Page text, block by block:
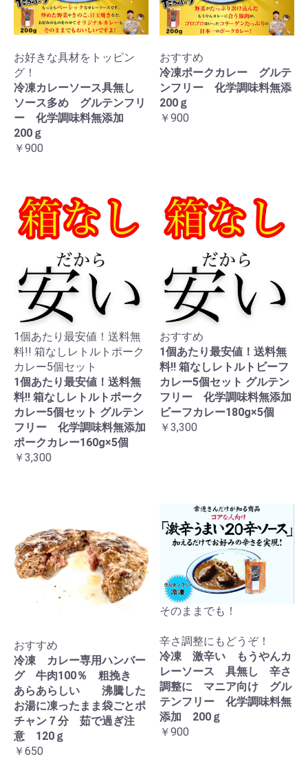
お好きな具材をトッピン
グ！
冷凍カレーソース具無し
ソース多め グルテンフリ
ー 化学調味料無添加
200ｇ
￥900
おすすめ
冷凍ポークカレー グルテ
ンフリー 化学調味料無添
200ｇ
￥900
1個あたり最安値！送料無
料!! 箱なしレトルトポーク
カレー5個セット
1個あたり最安値！送料無
料!! 箱なしレトルトポーク
カレー5個セット グルテン
フリー 化学調味料無添加
ポークカレー160g×5個
￥3,300
おすすめ
1個あたり最安値！送料無
料!! 箱なしレトルトビーフ
カレー5個セット グルテン
フリー 化学調味料無添加
ビーフカレー180g×5個
￥3,300
おすすめ
冷凍 カレー専用ハンバー
グ 牛肉100％ 粗挽き
あらあらしい 沸騰した
お湯に凍ったまま袋ごとポ
チャン７分 茹で過ぎ注
意 120ｇ
￥650
そのままでも！
辛さ調整にもどうぞ！
冷凍 激辛い もうやんカ
レーソース 具無し 辛さ
調整に マニア向け グル
テンフリー 化学調味料無
添加 200ｇ
￥900